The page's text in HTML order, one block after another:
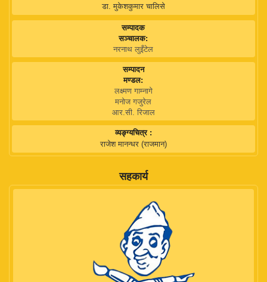
डा. मुकेशकुमार चालिसे
सम्पादक
सञ्चालक:
नरनाथ लुइँटेल
सम्पादन
मण्डल:
लक्ष्मण गाम्नागे
मनोज गजुरेल
आर.सी. रिजाल
व्यङ्ग्यचित्र :
राजेश मानन्धर (राजमान)
सहकार्य